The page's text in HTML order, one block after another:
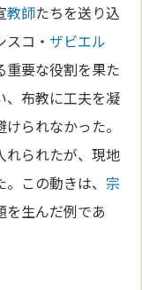
教師たちを送り込
スコ・ザビエル
重要な役割を果た
、布教に工夫を凝
られなかった。
れられたが、現地
この動きは、 宗
を生んだ例であ